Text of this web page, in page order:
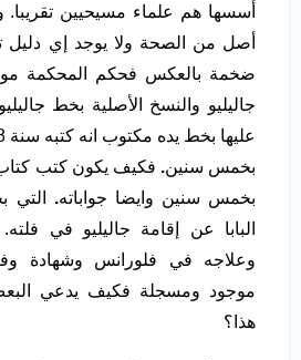
أسسها هم علماء مسيحيين
أصل من الصحة ولا يوجد إي دليل
ضخمة بالعكس فحكم المحكمة
جاليليو والنسخ الأصلية بخط
بخمس سنين. فكيف يكون كتب
بخمس سنين وايضا جواباته. التي
البابا عن إقامة جاليليو في
وعلاجه في فلورانس وشهادة
موجود ومسجلة فكيف يدعي
هذا؟